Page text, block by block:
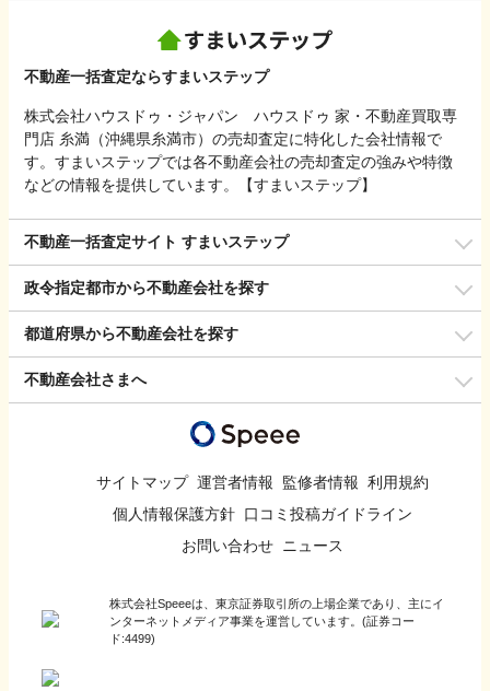
不動産一括査定ならすまいステップ
株式会社ハウスドゥ・ジャパン ハウスドゥ 家・不動産買取専
門店 糸満（沖縄県糸満市）の売却査定に特化した会社情報で
す。すまいステップでは各不動産会社の売却査定の強みや特徴
などの情報を提供しています。【すまいステップ】
不動産一括査定サイト すまいステップ
政令指定都市から不動産会社を探す
都道府県から不動産会社を探す
不動産会社さまへ
サイトマップ 運営者情報 監修者情報 利用規約
個人情報保護方針 口コミ投稿ガイドライン
お問い合わせ ニュース
株式会社Speeeは、東京証券取引所の上場企業であり、主にイ
ンターネットメディア事業を運営しています。(証券コー
ド:4499)